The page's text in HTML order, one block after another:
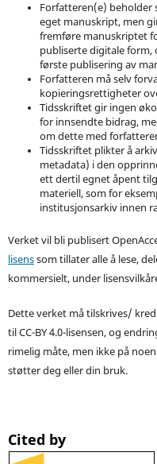
Forfatteren(e) beholder
eget manuskript, men
fremføre manuskriptet
publiserte digitale form,
første publisering av
Forfatteren må selv
kopieringsrettigheter
Tidsskriftet gir ingen
for innsendte bidrag,
om dette med
Tidsskriftet plikter å
metadata) i den
ett dertil egnet åpent
materiell, som for
institusjonsarkiv innen
Verket vil bli publisert
lisenssom tillater alle å lese,
kommersielt, under
Dette verket må tilskrives/
til CC-BY 4.0-lisensen, og
rimelig måte, men ikke på
støtter deg eller din bruk.
Cited by